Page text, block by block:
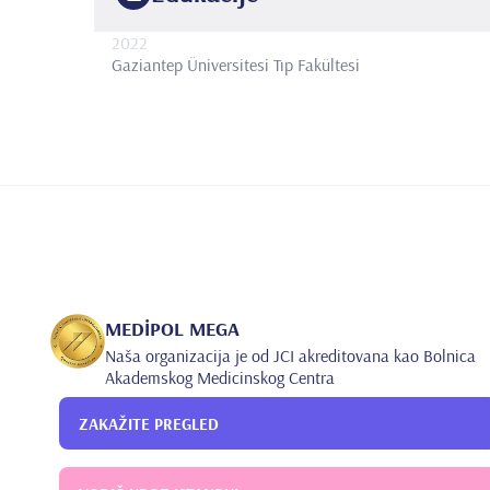
2022
Gaziantep Üniversitesi Tıp Fakültesi
MEDİPOL MEGA
Naša organizacija je od JCI akreditovana kao Bolnica
Akademskog Medicinskog Centra
ZAKAŽITE PREGLED